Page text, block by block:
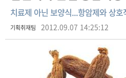
치료제 아닌 보양식...항암제와 상
기획취재팀 2012.09.07 14:25:12